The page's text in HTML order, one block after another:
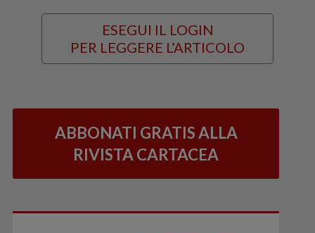
ESEGUI IL LOGIN
PER LEGGERE L’ARTICOLO
ABBONATI GRATIS ALLA
RIVISTA CARTACEA